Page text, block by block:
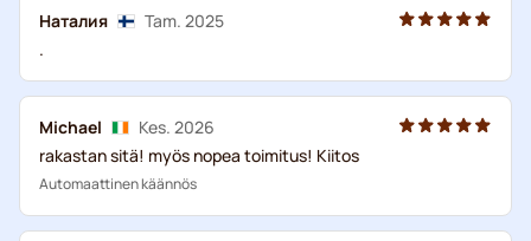
Наталия
Tam. 2025
.
Michael
Kes. 2026
rakastan sitä! myös nopea toimitus! Kiitos
Automaattinen käännös